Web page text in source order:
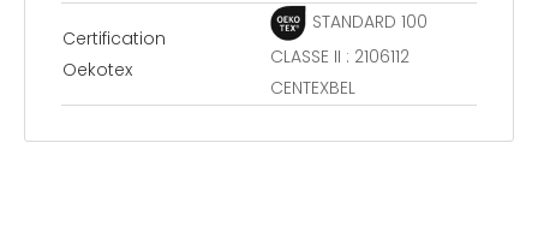
Certification
Oekotex
STANDARD 100
CLASSE II : 2106112
CENTEXBEL